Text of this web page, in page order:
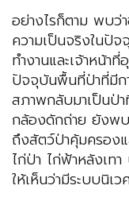
อย่างไรก็ตาม พบว่
ความเป็นจริงในปั
ทำงานและเจ้าหน้า
ปัจจุบันพื้นที่ป่าที่มี
สภาพกลับมาเป็นป่
กล้องดักถ่าย ยังพ
ถึงสัตว์ป่าคุ้มครอง
ไก่ป่า ไก่ฟ้าหลังเท
ให้เห็นว่ามีระบบนิเว